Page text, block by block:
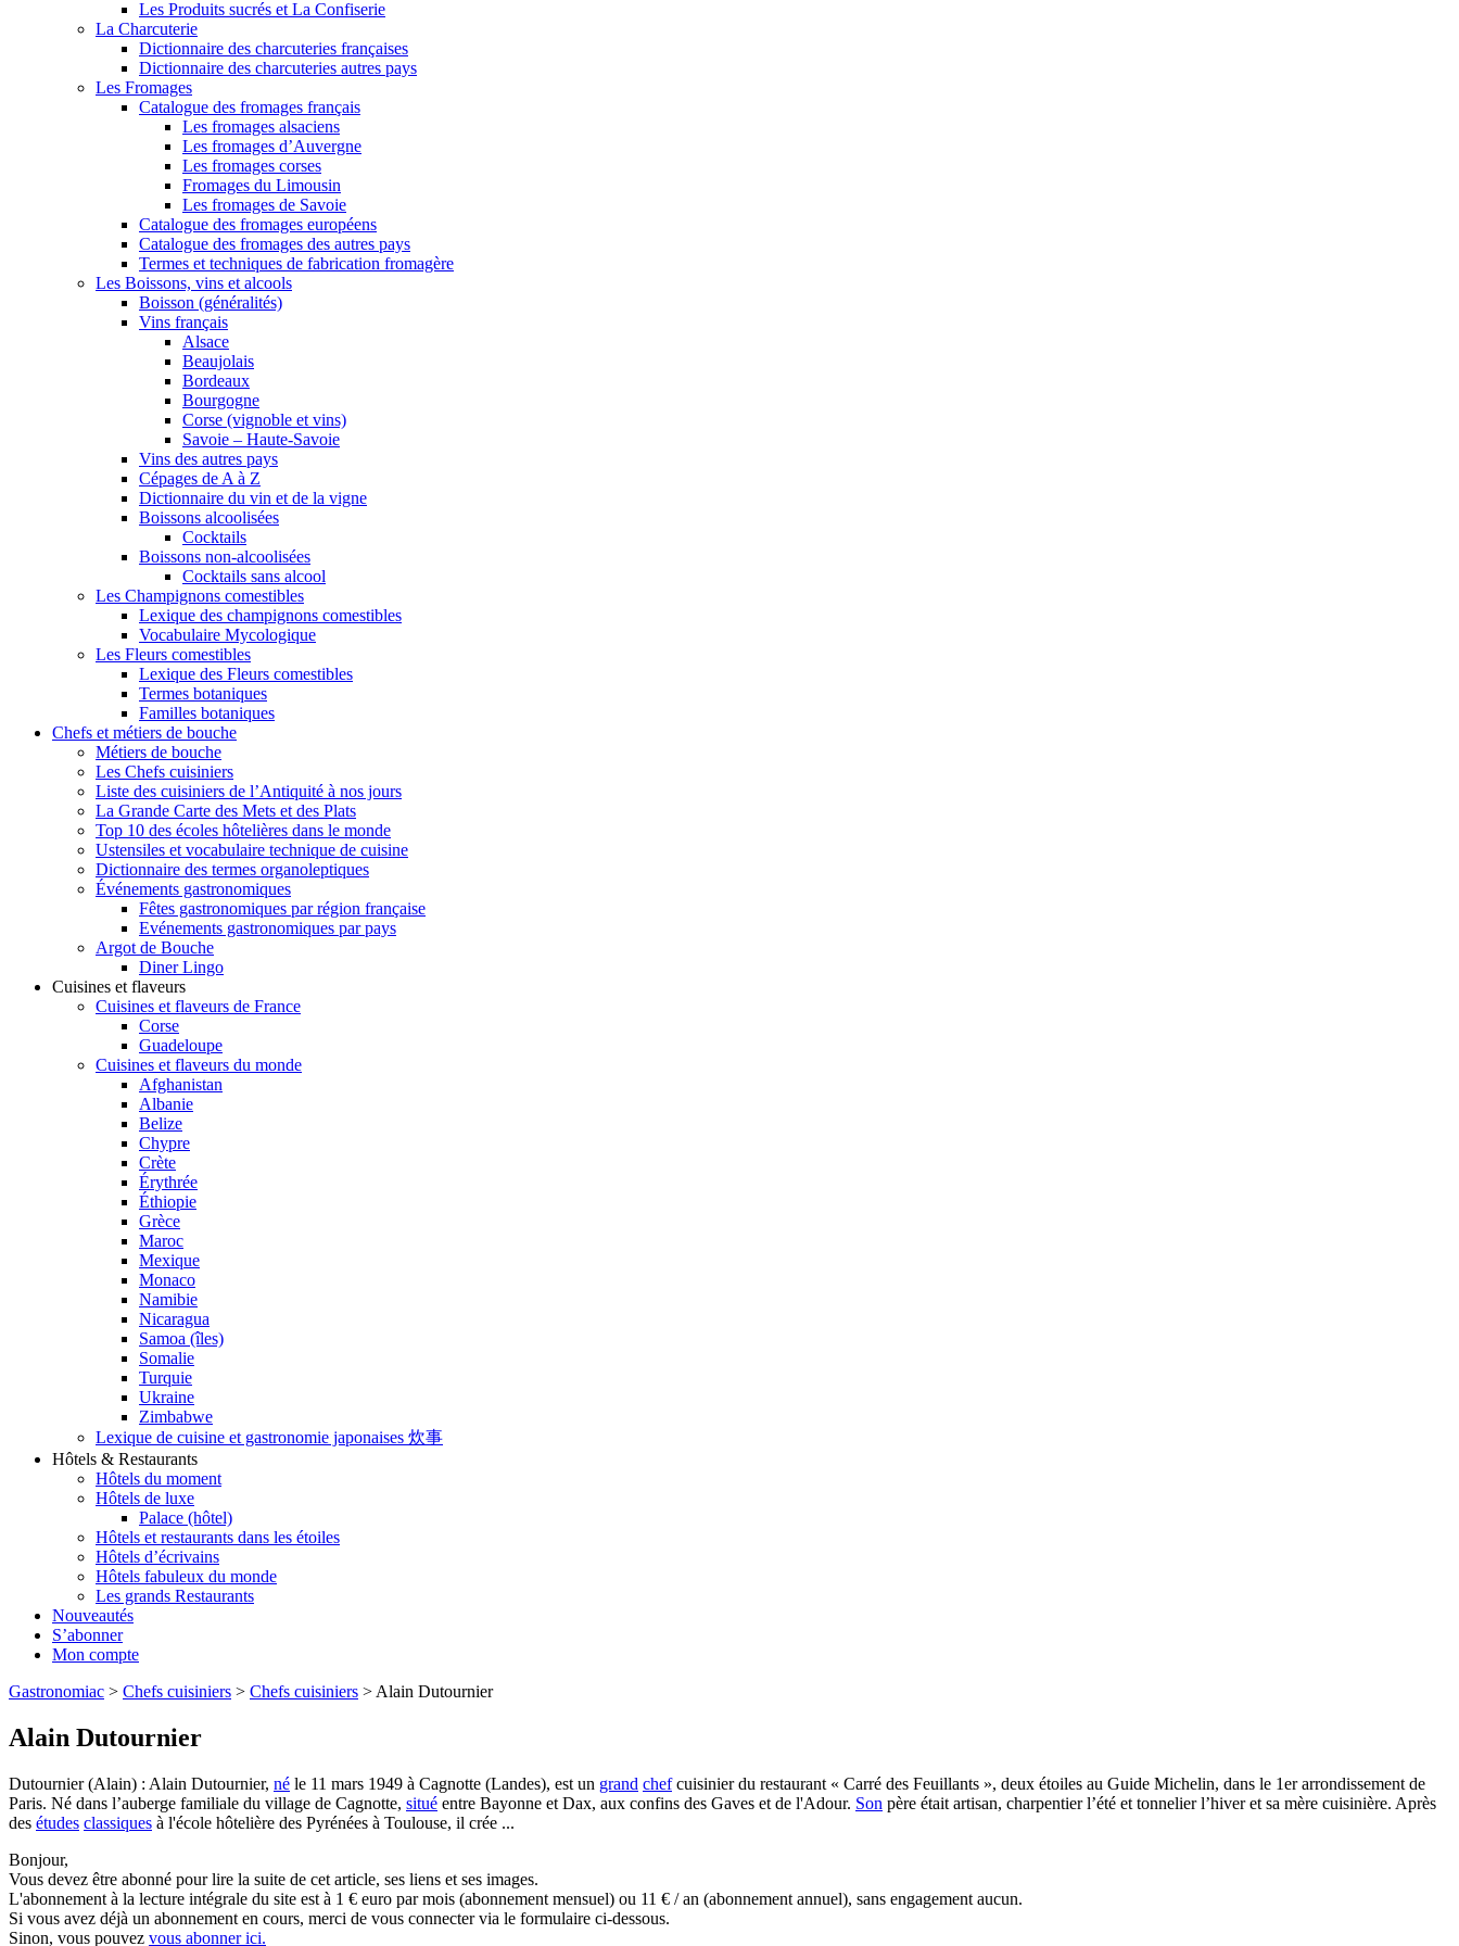
Les Produits sucrés et La Confiserie
La Charcuterie
Dictionnaire des charcuteries françaises
Dictionnaire des charcuteries autres pays
Les Fromages
Catalogue des fromages français
Les fromages alsaciens
Les fromages d’Auvergne
Les fromages corses
Fromages du Limousin
Les fromages de Savoie
Catalogue des fromages européens
Catalogue des fromages des autres pays
Termes et techniques de fabrication fromagère
Les Boissons, vins et alcools
Boisson (généralités)
Vins français
Alsace
Beaujolais
Bordeaux
Bourgogne
Corse (vignoble et vins)
Savoie – Haute-Savoie
Vins des autres pays
Cépages de A à Z
Dictionnaire du vin et de la vigne
Boissons alcoolisées
Cocktails
Boissons non-alcoolisées
Cocktails sans alcool
Les Champignons comestibles
Lexique des champignons comestibles
Vocabulaire Mycologique
Les Fleurs comestibles
Lexique des Fleurs comestibles
Termes botaniques
Familles botaniques
Chefs et métiers de bouche
Métiers de bouche
Les Chefs cuisiniers
Liste des cuisiniers de l’Antiquité à nos jours
La Grande Carte des Mets et des Plats
Top 10 des écoles hôtelières dans le monde
Ustensiles et vocabulaire technique de cuisine
Dictionnaire des termes organoleptiques
Événements gastronomiques
Fêtes gastronomiques par région française
Evénements gastronomiques par pays
Argot de Bouche
Diner Lingo
Cuisines et flaveurs
Cuisines et flaveurs de France
Corse
Guadeloupe
Cuisines et flaveurs du monde
Afghanistan
Albanie
Belize
Chypre
Crète
Érythrée
Éthiopie
Grèce
Maroc
Mexique
Monaco
Namibie
Nicaragua
Samoa (îles)
Somalie
Turquie
Ukraine
Zimbabwe
Lexique de cuisine et gastronomie japonaises 炊事
Hôtels & Restaurants
Hôtels du moment
Hôtels de luxe
Palace (hôtel)
Hôtels et restaurants dans les étoiles
Hôtels d’écrivains
Hôtels fabuleux du monde
Les grands Restaurants
Nouveautés
S’abonner
Mon compte
Gastronomiac > Chefs cuisiniers > Chefs cuisiniers > Alain Dutournier
Alain Dutournier
Dutournier (Alain) : Alain Dutournier, né le 11 mars 1949 à Cagnotte (Landes), est un grand chefcuisinier du restaurant « Carré des Feuillants », deux étoiles au Guide Michelin, dans le 1er arrondissement de
Paris. Né dans l’auberge familiale du village de Cagnotte, situé entre Bayonne et Dax, aux confins des Gaves et de l'Adour. Son père était artisan, charpentier l’été et tonnelier l’hiver et sa mère cuisinière. Après
des études classiques à l'école hôtelière des Pyrénées à Toulouse, il crée ...
Bonjour,
Vous devez être abonné pour lire la suite de cet article, ses liens et ses images.
L'abonnement à la lecture intégrale du site est à 1 € euro par mois (abonnement mensuel) ou 11 € / an (abonnement annuel), sans engagement aucun.
Si vous avez déjà un abonnement en cours, merci de vous connecter via le formulaire ci-dessous.
Sinon, vous pouvez vous abonner ici.